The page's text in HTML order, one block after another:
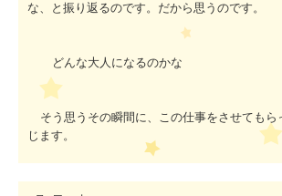
な、と振り返るのです。だから思うのです。
どんな大人になるのかな
そう思うその瞬間に、この仕事をさせてもら
じます。